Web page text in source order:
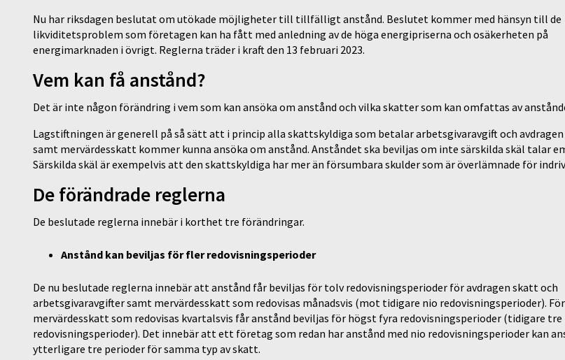
Nu har riksdagen beslutat om utökade möjligheter till tillfälligt anstånd. Beslutet kommer med hänsyn till de
likviditetsproblem som företagen kan ha fått med anledning av de höga energipriserna och osäkerheten på
energimarknaden i övrigt. Reglerna träder i kraft den 13 februari 2023.
Vem kan få anstånd?
Det är inte någon förändring i vem som kan ansöka om anstånd och vilka skatter som kan omfattas av
Lagstiftningen är generell på så sätt att i princip alla skattskyldiga som betalar arbetsgivaravgift och
samt mervärdesskatt kommer kunna ansöka om anstånd. Anståndet ska beviljas om inte särskilda skäl talar
Särskilda skäl är exempelvis att den skattskyldiga har mer än försumbara skulder som är överlämnade för
De förändrade reglerna
De beslutade reglerna innebär i korthet tre förändringar.
Anstånd kan beviljas för fler redovisningsperioder
De nu beslutade reglerna innebär att anstånd får beviljas för tolv redovisningsperioder för avdragen skatt och
arbetsgivaravgifter samt mervärdesskatt som redovisas månadsvis (mot tidigare nio redovisningsperioder). För
mervärdesskatt som redovisas kvartalsvis får anstånd beviljas för högst fyra redovisningsperioder (tidigare tre
redovisningsperioder). Det innebär att ett företag som redan har anstånd med nio redovisningsperioder kan
ytterligare tre perioder för samma typ av skatt.